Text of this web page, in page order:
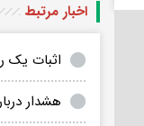
اخبار مرتبط
اثبات یک
هشدار